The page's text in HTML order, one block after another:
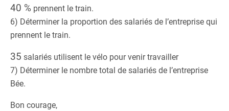
40 % prennent le train.
6) Déterminer la proportion des salariés de l’entreprise qui
prennent le train.
35 salariés utilisent le vélo pour venir travailler
7) Déterminer le nombre total de salariés de l’entreprise
Bée.
Bon courage,